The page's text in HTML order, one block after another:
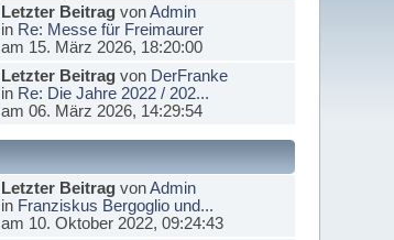
Letzter BeitragvonAdmin
in Re: Messe für Freimaurer
am 15. März 2026, 18:20:00
Letzter Beitragvon DerFranke
in Re: Die Jahre 2022 / 202...
am 06. März 2026, 14:29:54
Letzter BeitragvonAdmin
in Franziskus Bergoglio und...
am 10. Oktober 2022, 09:24:43